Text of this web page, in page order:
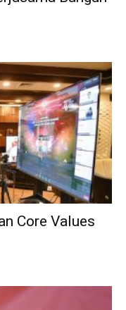
Core Values